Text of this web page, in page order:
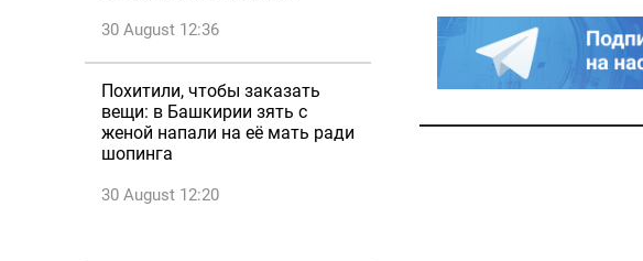
30 August 12:36
Похитили, чтобы заказать
вещи: в Башкирии зять с
женой напали на её мать ради
шопинга
30 August 12:20